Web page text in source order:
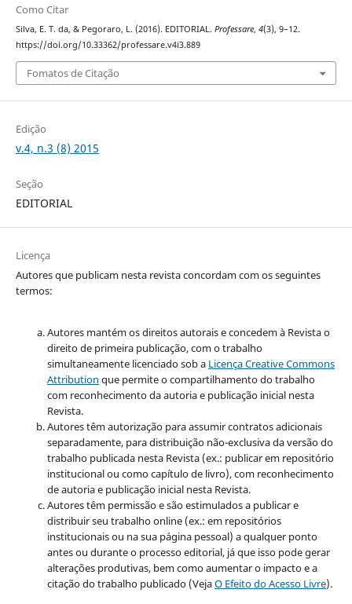
Como Citar
Silva, E. T. da, & Pegoraro, L. (2016). EDITORIAL. Professare, 4(3), 9–12.
https://doi.org/10.33362/professare.v4i3.889
Fomatos de Citação
Edição
v.4, n.3 (8) 2015
Seção
EDITORIAL
Licença
Autores que publicam nesta revista concordam com os seguintes
termos:
Autores mantém os direitos autorais e concedem à Revista o
direito de primeira publicação, com o trabalho
simultaneamente licenciado sob a Licença Creative Commons
Attribution que permite o compartilhamento do trabalho
com reconhecimento da autoria e publicação inicial nesta
Revista.
Autores têm autorização para assumir contratos adicionais
separadamente, para distribuição não-exclusiva da versão do
trabalho publicada nesta Revista (ex.: publicar em repositório
institucional ou como capítulo de livro), com reconhecimento
de autoria e publicação inicial nesta Revista.
Autores têm permissão e são estimulados a publicar e
distribuir seu trabalho online (ex.: em repositórios
institucionais ou na sua página pessoal) a qualquer ponto
antes ou durante o processo editorial, já que isso pode gerar
alterações produtivas, bem como aumentar o impacto e a
citação do trabalho publicado (VejaO Efeito do Acesso Livre).